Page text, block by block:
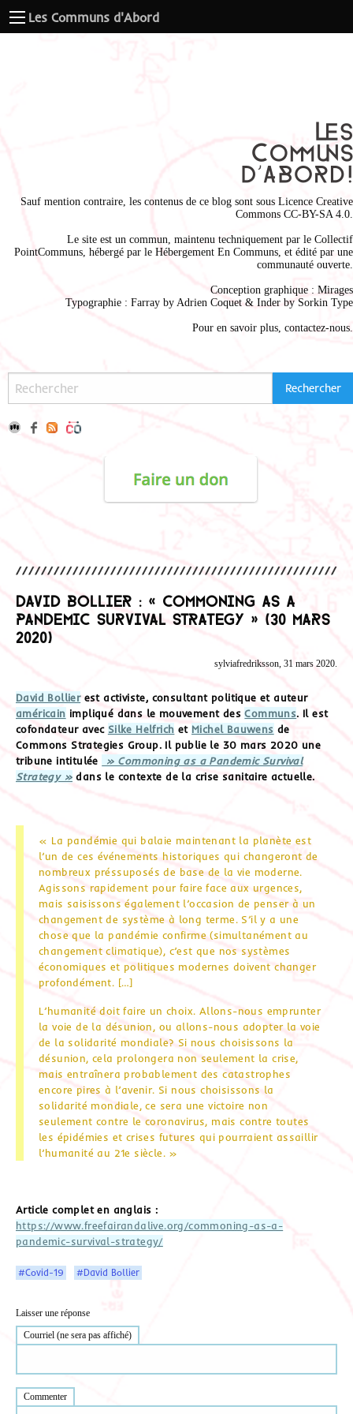
Les Communs d'Abord
Sauf mention contraire, les contenus de ce blog sont sous Licence Creative
Commons CC-BY-SA 4.0
Le site est un commun, maintenu techniquement par le Collectif
PointCommuns , hébergé par le Hébergement En Communs , et édité par une
communauté ouverte.
Conception graphique : Mirages
Typographie : Farray by Adrien Coquet & Inder by Sorkin Type
Pour en savoir plus, contactez-nous
David Bollier : « Commoning as a
Pandemic Survival Strategy » (30 mars
2020)
sylviafredriksson, 31 mars 2020.
David Bollierest activiste, consultant politique et auteur
américain impliqué dans le mouvement desCommuns. Il est
cofondateur avec Silke Helfrich et Michel Bauwens de
Commons Strategies Group. Il publie le 30 mars 2020 une
tribune intitulée
» Commoning as a Pandemic Survival
Strategy » dans le contexte de la crise sanitaire actuelle.
« La pandémie qui balaie maintenant la planète est
l’un de ces événements historiques qui changeront de
nombreux préssuposés de base de la vie moderne.
Agissons rapidement pour faire face aux urgences,
mais saisissons également l’occasion de penser à un
changement de système à long terme. S’il y a une
chose que la pandémie confirme (simultanément au
changement climatique), c’est que nos systèmes
économiques et politiques modernes doivent changer
profondément. […]
L’humanité doit faire un choix. Allons-nous emprunter
la voie de la désunion, ou allons-nous adopter la voie
de la solidarité mondiale? Si nous choisissons la
désunion, cela prolongera non seulement la crise,
mais entraînera probablement des catastrophes
encore pires à l’avenir. Si nous choisissons la
solidarité mondiale, ce sera une victoire non
seulement contre le coronavirus, mais contre toutes
les épidémies et crises futures qui pourraient assaillir
l’humanité au 21e siècle. »
Article complet en anglais :
https://www.freefairandalive.org/commoning-as-a-
pandemic-survival-strategy/
#Covid-19 #David Bollier
Laisser une réponse
Courriel (ne sera pas affiché)
Commenter